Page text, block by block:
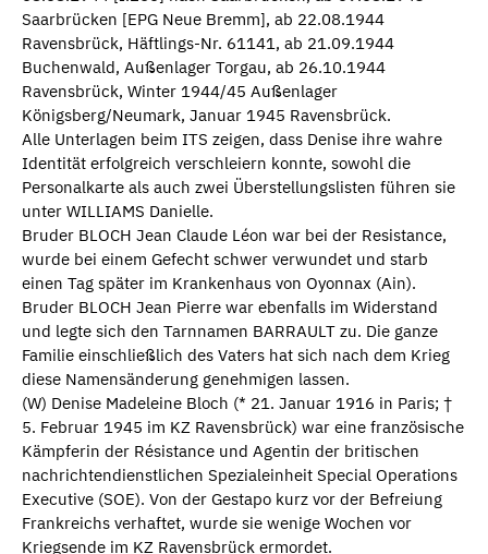
Saarbrücken [EPG Neue Bremm], ab 22.08.1944
Ravensbrück, Häftlings-Nr. 61141, ab 21.09.1944
Buchenwald, Außenlager Torgau, ab 26.10.1944
Ravensbrück, Winter 1944/45 Außenlager
Königsberg/Neumark, Januar 1945 Ravensbrück.
Alle Unterlagen beim ITS zeigen, dass Denise ihre wahre
Identität erfolgreich verschleiern konnte, sowohl die
Personalkarte als auch zwei Überstellungslisten führen sie
unter WILLIAMS Danielle.
Bruder BLOCH Jean Claude Léon war bei der Resistance,
wurde bei einem Gefecht schwer verwundet und starb
einen Tag später im Krankenhaus von Oyonnax (Ain).
Bruder BLOCH Jean Pierre war ebenfalls im Widerstand
und legte sich den Tarnnamen BARRAULT zu. Die ganze
Familie einschließlich des Vaters hat sich nach dem Krieg
diese Namensänderung genehmigen lassen.
(W) Denise Madeleine Bloch (* 21. Januar 1916 in Paris; †
5. Februar 1945 im KZ Ravensbrück) war eine französische
Kämpferin der Résistance und Agentin der britischen
nachrichtendienstlichen Spezialeinheit Special Operations
Executive (SOE). Von der Gestapo kurz vor der Befreiung
Frankreichs verhaftet, wurde sie wenige Wochen vor
Kriegsende im KZ Ravensbrück ermordet.